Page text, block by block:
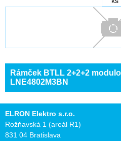
Rámček BTLL 2+2+2
LNE4802M3BN
ELRON Elektro s.r.o.
Rožňavská 1 (areál R1)
831 04 Bratislava